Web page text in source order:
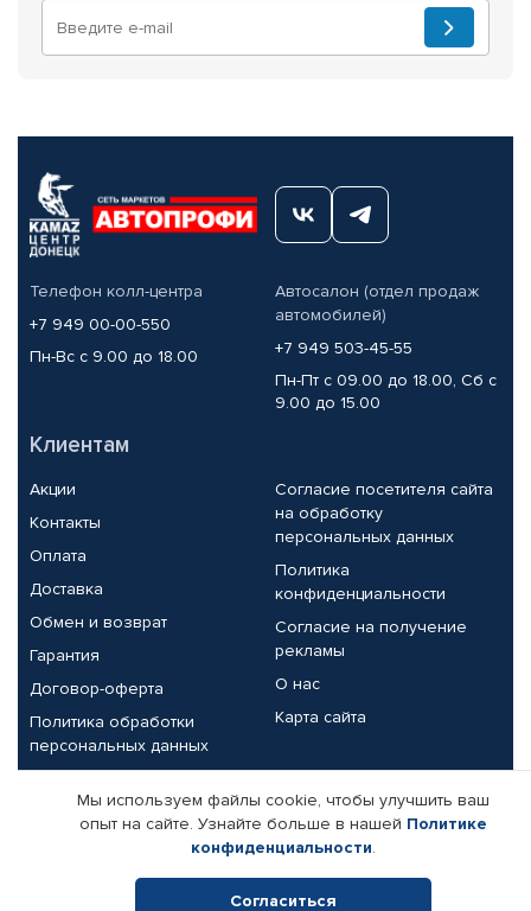
Телефон колл-центра
+7 949 00-00-550
Пн-Вс с 9.00 до 18.00
Автосалон (отдел продаж
автомобилей)
+7 949 503-45-55
Пн-Пт с 09.00 до 18.00, Сб с
9.00 до 15.00
Клиентам
Акции
Контакты
Оплата
Доставка
Обмен и возврат
Гарантия
Договор-оферта
Политика обработки
персональных данных
Согласие посетителя сайта
на обработку
персональных данных
Политика
конфиденциальности
Согласие на получение
рекламы
О нас
Карта сайта
Партнерам
Корпоративным клиентам
Поставщикам
Реквизиты компании
Мы используем файлы cookie, чтобы улучшить ваш
опыт на сайте. Узнайте больше в нашей Политике
конфиденциальности.
Согласиться